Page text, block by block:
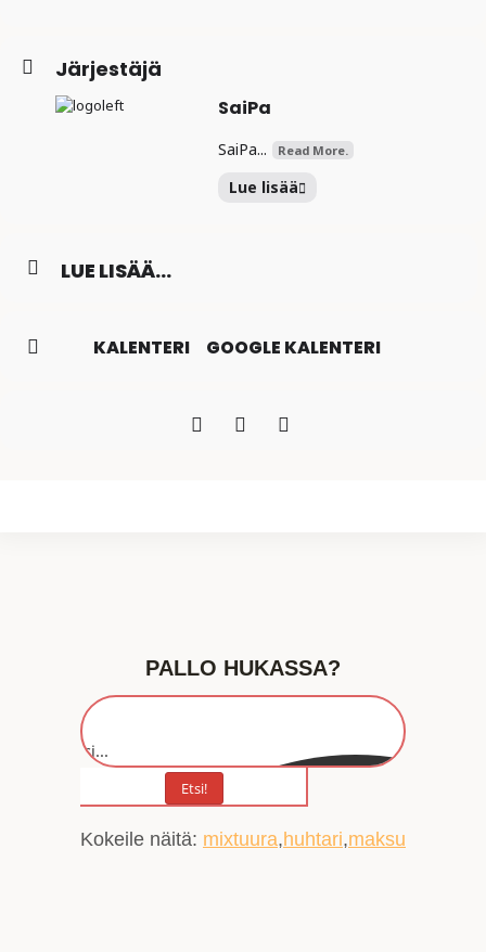
Järjestäjä
SaiPa
SaiPa... Read More.
Lue lisää
LUE LISÄÄ...
KALENTERI GOOGLE KALENTERI
PALLO HUKASSA?
Etsi...
Etsi!
Kokeile näitä: mixtuura huhtari maksu